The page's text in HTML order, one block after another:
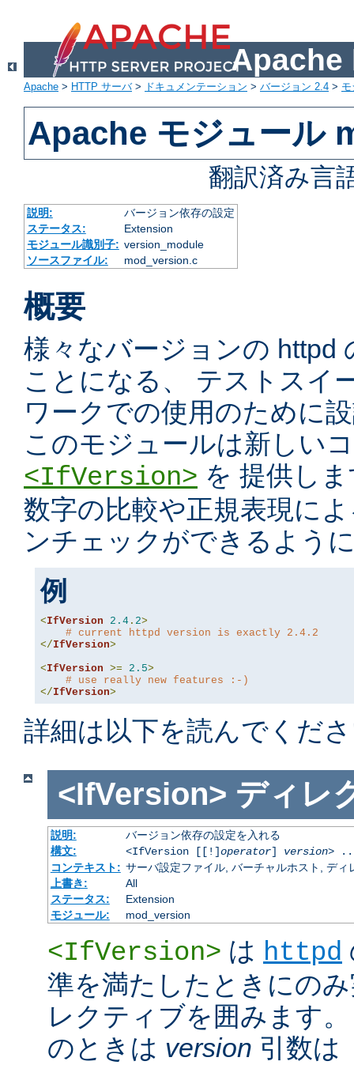
Apache
Apache > HTTP サーバ> ドキュメンテーション > バージョン 2.4 >
Apache モジュール
翻訳済み言
説明:
バージョン依存の設定
ステータス:
Extension
モジュール識別子: version_module
ソースファイル:
mod_version.c
概要
様々なバージョンの httpd
ことになる、 テストスイ
ワークでの使用のために
このモジュールは新しい
<IfVersion> を 提供し
数字の比較や正規表現に
ンチェックができるよう
例
<IfVersion 2.4 . 2>
# current httpd version is exactly 2.4.2
</IfVersion>
<IfVersion >= 2.5>
# use really new features :-)
</IfVersion>
詳細は以下を読んでくだ
<IfVersion> ディレ
説明:
バージョン依存の設定を入れる
構文:
<IfVersion [[!]operator] version>
コンテキスト: サーバ設定ファイル, バーチャルホスト, ディ
上書き:
All
ステータス:
Extension
モジュール:
mod_version
<IfVersion> は httpd
準を満たしたときにの
レクティブを囲みます
のときは version 引数は